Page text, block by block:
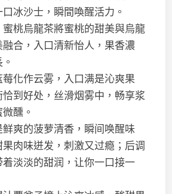
冰沙士，瞬間喚醒活力。
蜜桃烏龍茶將蜜桃的甜美與烏龍
融合，入口清新怡人，果香濃
莓化作云雾，入口满是沁爽果
到好处，丝滑烟雾中，畅享浆
醺。
鲜爽的菠萝清香，瞬间唤醒味
肉味迸发，刺激又过瘾；后调
淡淡的甜润，让你一口接一